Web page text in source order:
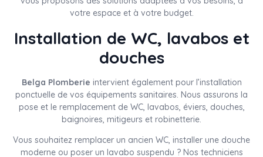
votre espace et à votre budget.
Installation de WC, lavabos et
douches
Belga Plomberie intervient également pour l’installation
ponctuelle de vos équipements sanitaires. Nous assurons la
pose et le remplacement de WC, lavabos, éviers, douches,
baignoires, mitigeurs et robinetterie.
Vous souhaitez remplacer un ancien WC, installer une douche
moderne ou poser un lavabo suspendu ? Nos techniciens